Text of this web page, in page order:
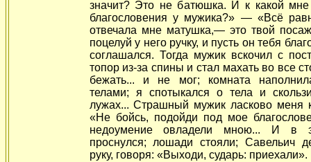
значит? Это не батюшка. И к какой мне
благословения у мужика?» — «Всё
отвечала мне матушка,— это твой
поцелуй у него ручку, и пусть он тебя
соглашался. Тогда мужик вскочил с
топор из-за спины и стал махать во все
бежать... и не мог; комната
телами; я спотыкался о тела и
лужах... Страшный мужик ласково меня
«Не бойсь, подойди под мое
недоумение овладели мною... И в
проснулся; лошади стояли; Савельич
руку, говоря: «Выходи, сударь: приехали».